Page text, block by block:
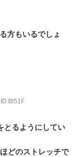
方もいるでしょ
とるようにしてい
どのストレッチで